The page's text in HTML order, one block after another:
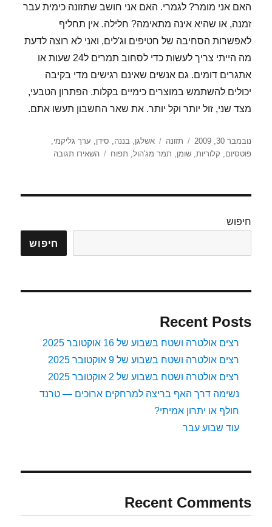
האם אני מומר? לגמרי. האם אני חושב שתזונה כימית עבר
זמנה, או שהיא אינה מתאימה? חלילה. אין תחליף
לאפשרות הסחיבה של חטיפים וג'לים, ואני לא רוצה לדעת
מה הייתי צריך לעשות כדי לסחוב תמרים ל24 שעות או
אתגרים דומים. גם אנשים שאינם רגישים מדי בקיבה
יכולים להשתמש במוצרים כימיים בקלות. הפתרון הטבעי,
מצד שני, זול יותר וקל יותר. את שאר החשבון תעשו אתם.
פורסם
בתאריך
נובמבר 30, 2009 קטגוריות
תזונה תגיות
אשלגן,בננה, סידן, ערך גליקמי,
פוטסיום, קלוריות,שומן, תמר מג'הול, תפוח השאירו תגובה
חיפוש
חיפוש
Recent Posts
רצים אולטרה ושטח בשבוע של 16 אוקטובר 2025
רצים אולטרה ושטח בשבוע של 9 אוקטובר 2025
רצים אולטרה ושטח בשבוע של 2 אוקטובר 2025
נשימה דרך האף בריצה למרחקים ארוכים — טרנד
חולף או יתרון אמיתי?
עוד שבוע עבר
Recent Comments